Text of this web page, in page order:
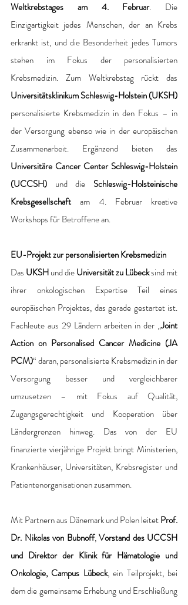
Weltkrebstages am 4. Februar. Die
Einzigartigkeit jedes Menschen, der an Krebs
erkrankt ist, und die Besonderheit jedes Tumors
stehen im Fokus der personalisierten
Universitätsklinikum Schleswig-Holstein (UKSH)
personalisierte Krebsmedizin in den Fokus – in
der Versorgung ebenso wie in der europäischen
Universitäre Cancer Center Schleswig-Holstein
(UCCSH) und die Schleswig-Holsteinische
Krebsgesellschaft am 4. Februar kreative
Workshops für Betroffene an.
EU-Projekt zur personalisierten Krebsmedizin
Das UKSH und die Universität zu Lübeck sind mit
ihrer onkologischen Expertise Teil eines
europäischen Projektes, das gerade gestartet ist.
Fachleute aus 29 Ländern arbeiten in der „Joint
Action on Personalised Cancer Medicine (JA
PCM)“ daran, personalisierte Krebsmedizin in der
Versorgung besser und vergleichbarer
umzusetzen – mit Fokus auf Qualität,
Zugangsgerechtigkeit und Kooperation über
Ländergrenzen hinweg. Das von der EU
finanzierte vierjährige Projekt bringt Ministerien,
Krankenhäuser, Universitäten, Krebsregister und
Patientenorganisationen zusammen.
Mit Partnern aus Dänemark und Polen leitet Prof.
Dr. Nikolas von Bubnoff, Vorstand des UCCSH
und Direktor der Klinik für Hämatologie und
Onkologie, Campus Lübeck, ein Teilprojekt, bei
dem die gemeinsame Erhebung und Erschließung